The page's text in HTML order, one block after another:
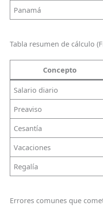
Panamá
Tabla resumen de cálculo
Concepto
Salario diario
Preaviso
Cesantía
Vacaciones
Regalía
Errores comunes que